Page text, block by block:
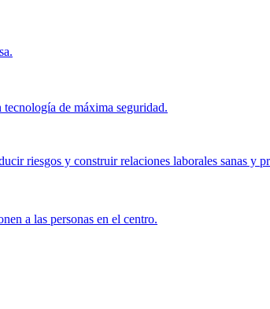
de máxima seguridad.
riesgos y construir relaciones laborales sanas y
a las personas en el centro.